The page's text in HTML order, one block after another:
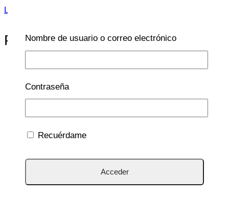
Laringitis Aguda
Publicaciones Similares
¿Cuándo debe una
adolescente acudir al
ginecólogo?
Nombre de usuario o correo electrónico
Contraseña
Recuérdame